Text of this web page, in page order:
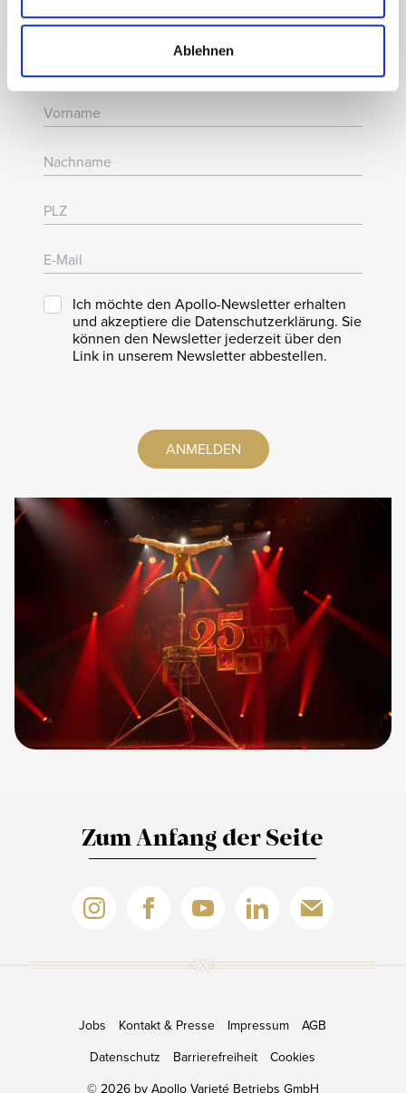
Ablehnen
Aktionen
Ich möchte den Apollo-Newsletter erhalten
und akzeptiere die Datenschutzerklärung. Sie
können den Newsletter jederzeit über den
Link in unserem Newsletter abbestellen.
ANMELDEN
Zum Anfang der Seite
Jobs Kontakt & Presse Impressum
AGB
Datenschutz
Barrierefreiheit
Cookies